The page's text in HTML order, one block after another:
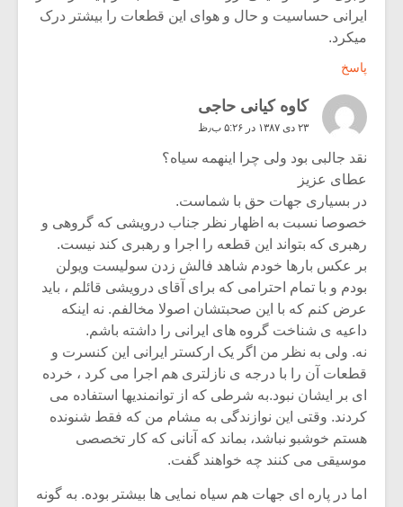
ایرانی حساسیت و حال و هوای این قطعات را بیشتر درک
میکرد.
پاسخ
کاوه کیانی حاجی
۲۳ دی ۱۳۸۷ در ۵:۲۶ ب٫ظ
نقد جالبی بود ولی چرا اینهمه سیاه؟
عطای عزیز
در بسیاری جهات حق با شماست.
خصوصا نسبت به اظهار نظر جناب درویشی که گروهی و
رهبری که بتواند این قطعه را اجرا و رهبری کند نیست.
بر عکس بارها خودم شاهد فالش زدن سولیست ویولن
بودم و با تمام احترامی که برای آقای درویشی قائلم ، باید
عرض کنم که با این صحبتشان اصولا مخالفم. نه اینکه
داعیه ی شناخت گروه های ایرانی را داشته باشم.
نه. ولی به نظر من اگر یک ارکستر ایرانی این کنسرت و
قطعات آن را با درجه ی نازلتری هم اجرا می کرد ، خرده
ای بر ایشان نبود.به شرطی که از توانمندیها استفاده می
کردند. وقتی این نوازندگی به مشام من که فقط شنونده
هستم خوشبو نباشد، بماند که آنانی که کار تخصصی
موسیقی می کنند چه خواهند گفت.
اما در پاره ای جهات هم سیاه نمایی ها بیشتر بوده. به گونه